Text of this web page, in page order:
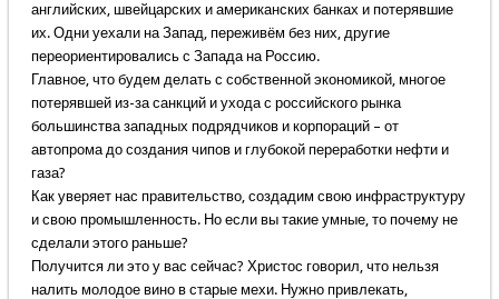
английских, швейцарских и американских банках и потерявшие
их. Одни уехали на Запад, переживём без них, другие
переориентировались с Запада на Россию.
Главное, что будем делать с собственной экономикой, многое
потерявшей из-за санкций и ухода с российского рынка
большинства западных подрядчиков и корпораций – от
автопрома до создания чипов и глубокой переработки нефти и
газа?
Как уверяет нас правительство, создадим свою инфраструктуру
и свою промышленность. Но если вы такие умные, то почему не
сделали этого раньше?
Получится ли это у вас сейчас? Христос говорил, что нельзя
налить молодое вино в старые мехи. Нужно привлекать,